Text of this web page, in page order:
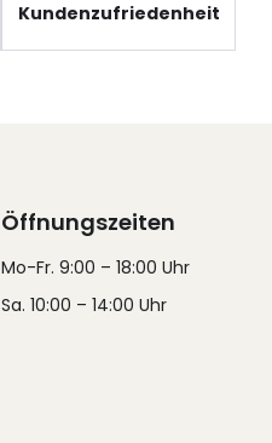
Kundenzufriedenheit
Öffnungszeiten
Mo-Fr. 9:00 – 18:00 Uhr
Sa. 10:00 – 14:00 Uhr